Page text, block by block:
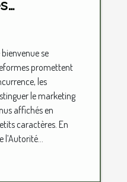
se
se
promettent
les
le marketing
affichés en
caractères. En
l’Autorité...